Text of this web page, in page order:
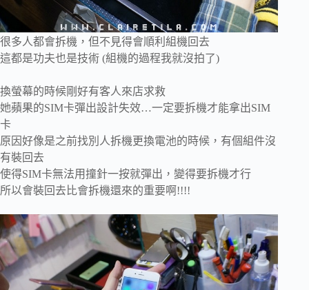
很多人都會拆機，但不見得會順利組機回去
這都是功夫也是技術 (組機的過程我就沒拍了)
換螢幕的時候剛好有客人來店求救
她蘋果的SIM卡彈出設計失效…一定要拆機才能拿出SIM
卡
原因好像是之前找別人拆機更換電池的時候，有個組件沒
有裝回去
使得SIM卡無法用撞針一按就彈出，變得要拆機才行
所以會裝回去比會拆機還來的重要啊!!!!